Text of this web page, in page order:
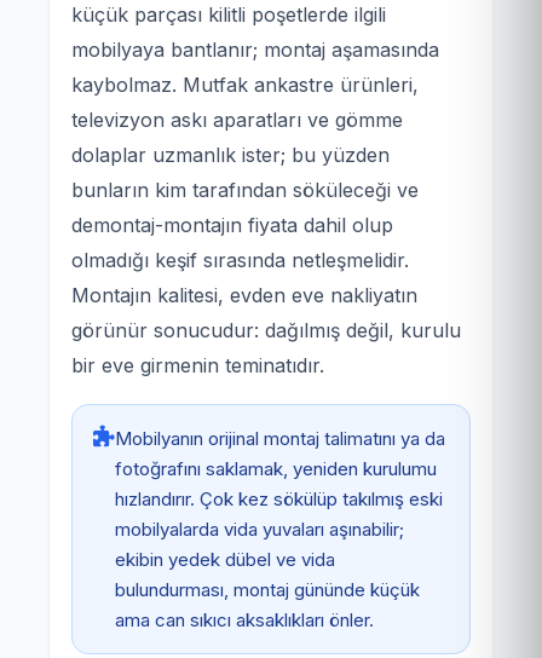
küçük parçası kilitli poşetlerde ilgili
mobilyaya bantlanır; montaj aşamasında
kaybolmaz. Mutfak ankastre ürünleri,
televizyon askı aparatları ve gömme
dolaplar uzmanlık ister; bu yüzden
bunların kim tarafından söküleceği ve
demontaj-montajın fiyata dahil olup
olmadığı keşif sırasında netleşmelidir.
Montajın kalitesi, evden eve nakliyatın
görünür sonucudur: dağılmış değil, kurulu
bir eve girmenin teminatıdır.
Mobilyanın orijinal montaj talimatını ya da
fotoğrafını saklamak, yeniden kurulumu
hızlandırır. Çok kez sökülüp takılmış eski
mobilyalarda vida yuvaları aşınabilir;
ekibin yedek dübel ve vida
bulundurması, montaj gününde küçük
ama can sıkıcı aksaklıkları önler.